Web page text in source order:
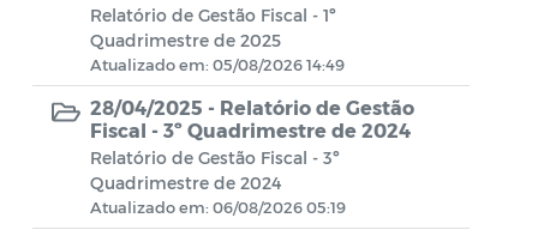
Obras paralisadas
Transferências recebidas a partir da
celebração de convênios
Transferências realizadas a partir da
celebração de
convênios/acordos/ajustes
Relatório de Gestão Fiscal - 1º
Quadrimestre de 2025
Atualizado em: 05/08/2026 14:49
28/04/2025 - Relatório de Gestão
Fiscal - 3º Quadrimestre de 2024
Relatório de Gestão Fiscal - 3º
Quadrimestre de 2024
Atualizado em: 06/08/2026 05:19